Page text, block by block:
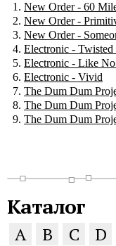
New Order - 60
New Order -
New Order -
Electronic - Twisted
Electronic - Like
Electronic - Vivid
The Dum Dum
The Dum Dum
The Dum Dum
Каталог
A B C D